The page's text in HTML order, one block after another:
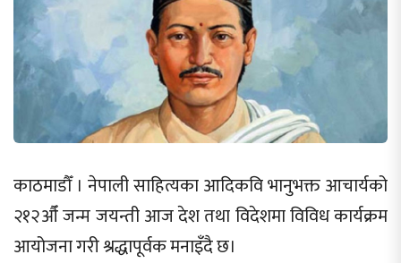
काठमाडौँ । नेपाली साहित्यका आदिकवि भानुभक्त आचार्यको
२१२औँ जन्म जयन्ती आज देश तथा विदेशमा विविध कार्यक्रम
आयोजना गरी श्रद्धापूर्वक मनाइँदै छ।